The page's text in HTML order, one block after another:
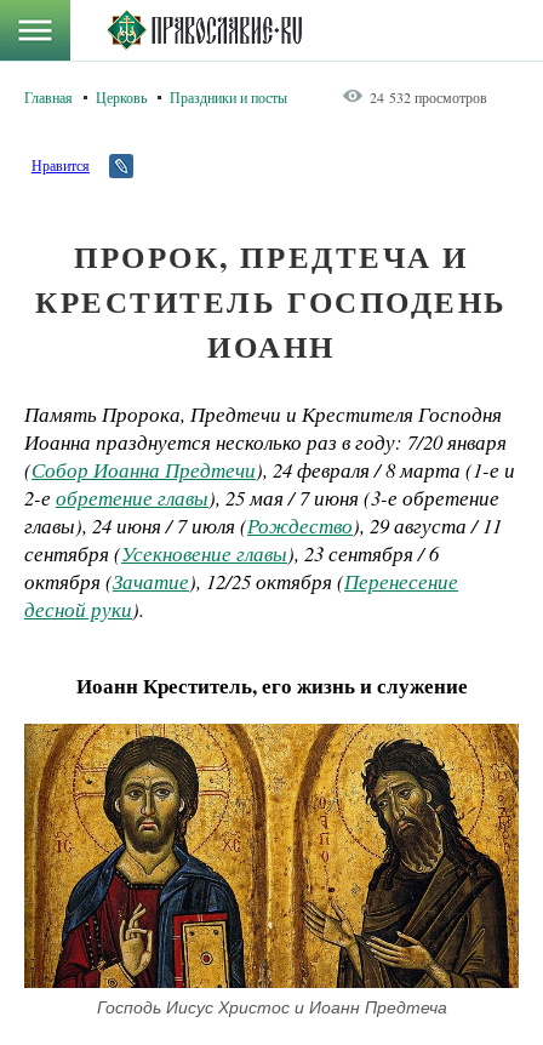
Главная Церковь Праздники и посты 24 532 просмотров
Нравится
ПРОРОК, ПРЕДТЕЧА И
КРЕСТИТЕЛЬ ГОСПОДЕНЬ
ИОАНН
Память Пророка, Предтечи и Крестителя Господня
Иоанна празднуется несколько раз в году: 7/20 января
(Собор Иоанна Предтечи), 24 февраля / 8 марта (1-е и
2-еобретение главы), 25 мая / 7 июня (3-е обретение
главы), 24 июня / 7 июля (Рождество), 29 августа / 11
сентября (Усекновение главы), 23 сентября / 6
октября (Зачатие), 12/25 октября (Перенесение
десной руки).
Иоанн Креститель, его жизньи служение
Господь Иисус Христос и Иоанн Предтеча